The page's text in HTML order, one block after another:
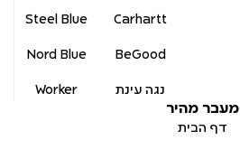
מעבר מהיר
דף הבית
Carhartt
BeGood
נגה עינת
Steel Blue
Nord Blue
Worker